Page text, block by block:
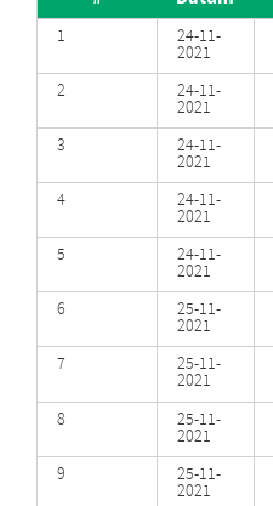
1 24-11-
2021
2
24-11-
2021
3
24-11-
2021
4
24-11-
2021
5
24-11-
2021
6
25-11-
2021
7
25-11-
2021
8
25-11-
2021
9
25-11-
2021